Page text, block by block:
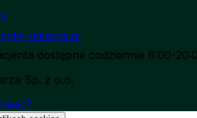
lekarza.pl
dostępne codziennie 8:00-
Sp. z o.o.